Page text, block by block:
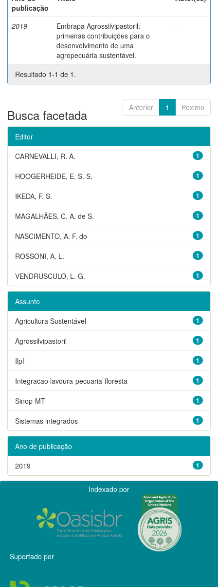
publicação
2019
Embrapa Agrossilvipastoril:
primeiras contribuições para o
desenvolvimento de uma
agropecuária sustentável.
-
Resultado 1-1 de 1.
Anterior 1 Póximo
Busca facetada
Editor
1
CARNEVALLI, R. A.
1
HOOGERHEIDE, E. S. S.
1
IKEDA, F. S.
1
MAGALHÃES, C. A. de S.
1
NASCIMENTO, A. F. do
1
ROSSONI, A. L.
1
VENDRUSCULO, L. G.
Assunto
1
Agricultura Sustentável
1
Agrossilvipastoril
1
Ilpf
1
Integracao lavoura-pecuaria-floresta
1
Sinop-MT
1
Sistemas integrados
Ano de publicação
1
2019
Indexado por
Suportado por